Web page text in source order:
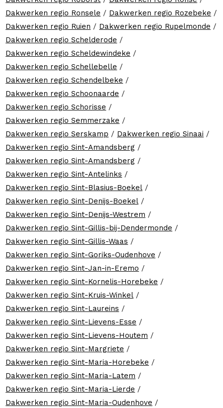
Dakwerken regio Ronsele / Dakwerken regio Rozebeke /
Dakwerken regio Ruien / Dakwerken regio Rupelmonde /
Dakwerken regio Schelderode /
Dakwerken regio Scheldewindeke /
Dakwerken regio Schellebelle /
Dakwerken regio Schendelbeke /
Dakwerken regio Schoonaarde /
Dakwerken regio Schorisse /
Dakwerken regio Semmerzake /
Dakwerken regio Serskamp / Dakwerken regio Sinaai /
Dakwerken regio Sint-Amandsberg /
Dakwerken regio Sint-Amandsberg /
Dakwerken regio Sint-Antelinks /
Dakwerken regio Sint-Blasius-Boekel /
Dakwerken regio Sint-Denijs-Boekel /
Dakwerken regio Sint-Denijs-Westrem /
Dakwerken regio Sint-Gillis-bij-Dendermonde /
Dakwerken regio Sint-Gillis-Waas /
Dakwerken regio Sint-Goriks-Oudenhove /
Dakwerken regio Sint-Jan-in-Eremo /
Dakwerken regio Sint-Kornelis-Horebeke /
Dakwerken regio Sint-Kruis-Winkel /
Dakwerken regio Sint-Laureins /
Dakwerken regio Sint-Lievens-Esse /
Dakwerken regio Sint-Lievens-Houtem /
Dakwerken regio Sint-Margriete /
Dakwerken regio Sint-Maria-Horebeke /
Dakwerken regio Sint-Maria-Latem /
Dakwerken regio Sint-Maria-Lierde /
Dakwerken regio Sint-Maria-Oudenhove /